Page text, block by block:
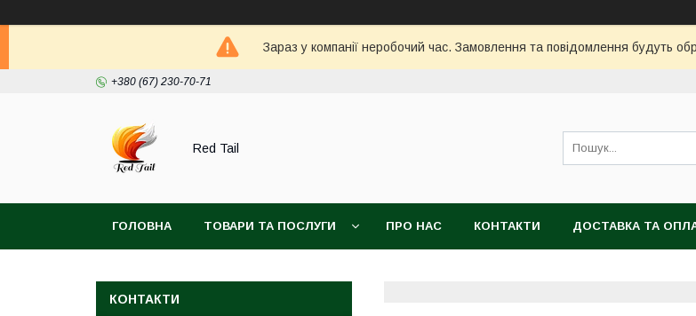
Зараз у компанії неробочий час. Замовлення та повідомлення будуть
+380 (67) 230-70-71
Red Tail
ГОЛОВНА ТОВАРИ ТА ПОСЛУГИ ПРО НАС КОНТАКТИ ДОСТАВКА ТА
КОНТАКТИ